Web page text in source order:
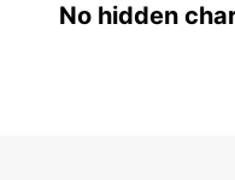
No hidden